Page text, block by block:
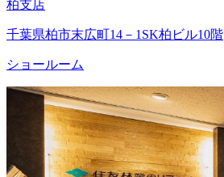
柏支店
千葉県柏市末広町14－1SK柏ビル10階
ショールーム